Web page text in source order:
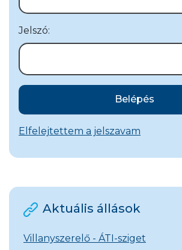
Jelszó:
Belépés
Elfelejtettem a jelszavam
Aktuális állások
Villanyszerelő - ÁTI-sziget